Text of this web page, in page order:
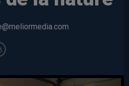
@meliormedia.com